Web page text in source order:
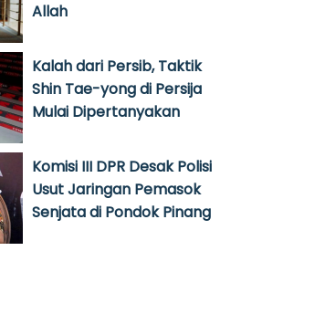
Allah
Kalah dari Persib, Taktik
Shin Tae-yong di Persija
Mulai Dipertanyakan
Komisi III DPR Desak Polisi
Usut Jaringan Pemasok
Senjata di Pondok Pinang